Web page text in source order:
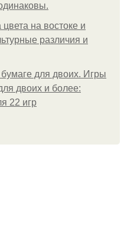
на востоке и
различия и
для двоих. Игры
двоих и более:
22 игр